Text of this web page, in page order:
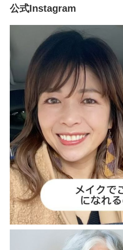
公式Instagram